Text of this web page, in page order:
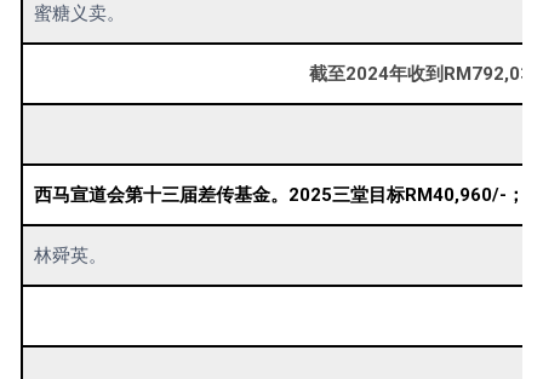
蜜糖义卖。
截至2024年收到
西马宣道会第十三届差传基金。2025三堂目标RM40,960/-；
林舜英。